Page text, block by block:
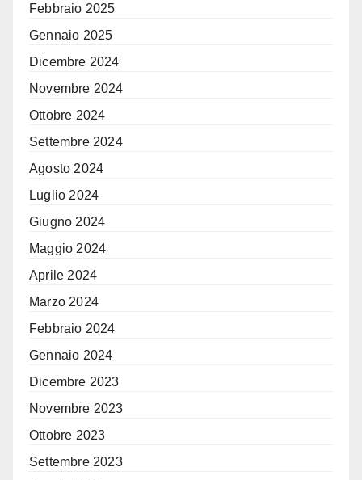
Febbraio 2025
Gennaio 2025
Dicembre 2024
Novembre 2024
Ottobre 2024
Settembre 2024
Agosto 2024
Luglio 2024
Giugno 2024
Maggio 2024
Aprile 2024
Marzo 2024
Febbraio 2024
Gennaio 2024
Dicembre 2023
Novembre 2023
Ottobre 2023
Settembre 2023